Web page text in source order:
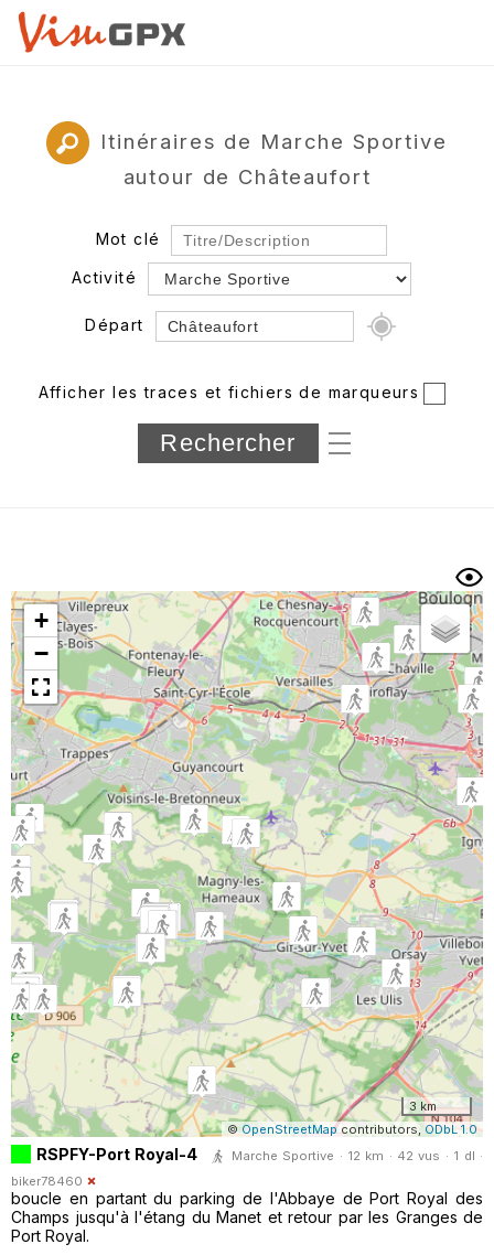
Itinéraires de Marche Sportive
autour de Châteaufort
Mot clé
Activité
Départ
Département
Longueur min/max
Trier par
Horodatage Photos
Afficher les traces et fichiers de marqueurs
+
−
3 km
©OpenStreetMapcontributors, ODbL 1.0
RSPFY-Port Royal-4
Marche Sportive · 12 km · 42 vus · 1 dl ·
biker78460
boucle en partant du parking de l'Abbaye de Port Royal des
Champs jusqu'à l'étang du Manet et retour par les Granges de
Port Royal.